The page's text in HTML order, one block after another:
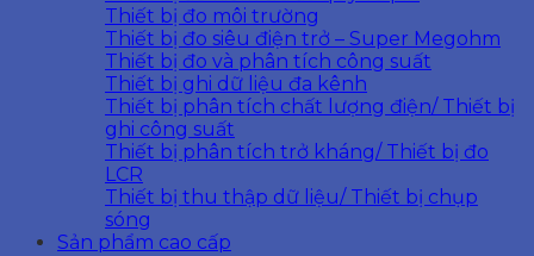
Thiết bị đo môi trường
Thiết bị đo siêu điện trở – Super Megohm
Thiết bị đo và phân tích công suất
Thiết bị ghi dữ liệu đa kênh
Thiết bị phân tích chất lượng điện/ Thiết bị
ghi công suất
Thiết bị phân tích trở kháng/ Thiết bị đo
LCR
Thiết bị thu thập dữ liệu/ Thiết bị chụp
sóng
Sản phẩm cao cấp